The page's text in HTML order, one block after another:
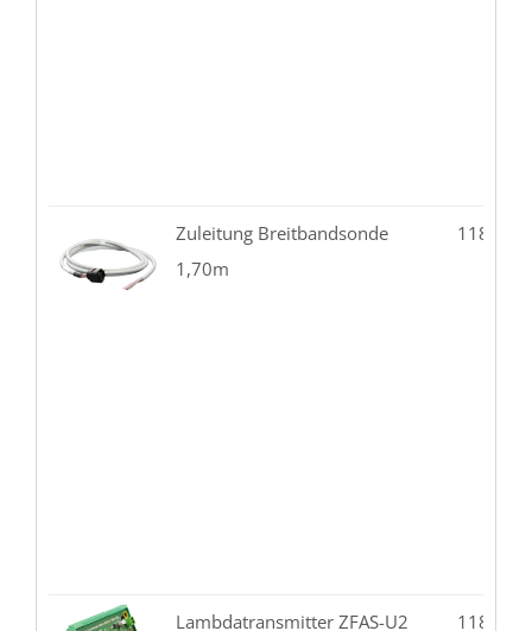
Zuleitung Breitbandsonde
1,70m
118.02-
Lambdatransmitter ZFAS-U2
118.02-